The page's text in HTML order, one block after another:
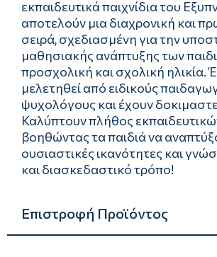
εκπαιδευτικά παιχνίδια του
αποτελούν μια διαχρονική και
σειρά, σχεδιασμένη για την
μαθησιακής ανάπτυξης των
προσχολική και σχολική ηλικία.
μελετηθεί από ειδικούς
ψυχολόγους και έχουν
Καλύπτουν πλήθος
βοηθώντας τα παιδιά να
ουσιαστικές ικανότητες και
και διασκεδαστικό τρόπο!
Επιστροφή Προϊόντος